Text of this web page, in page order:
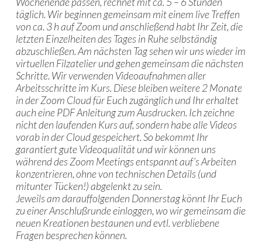
täglich. Wir beginnen gemeinsam mit einem live Treffen
von ca. 3 h auf Zoom und anschließend habt Ihr Zeit, die
letzten Einzelheiten des Tages in Ruhe selbständig
abzuschließen. Am nächsten Tag sehen wir uns wieder im
virtuellen Filzatelier und gehen gemeinsam die nächsten
Schritte. Wir verwenden Videoaufnahmen aller
Arbeitsschritte im Kurs. Diese bleiben weitere 2 Monate
in der Zoom Cloud für Euch zugänglich und Ihr erhaltet
auch eine PDF Anleitung zum Ausdrucken. Ich zeichne
nicht den laufenden Kurs auf, sondern habe alle Videos
vorab in der Cloud gespeichert. So bekommt Ihr
garantiert gute Videoqualität und wir können uns
während des Zoom Meetings entspannt auf’s Arbeiten
konzentrieren, ohne von technischen Details (und
mitunter Tücken!) abgelenkt zu sein.
Jeweils am darauffolgenden Donnerstag könnt Ihr Euch
zu einer Anschlußrunde einloggen, wo wir gemeinsam die
neuen Kreationen bestaunen und evtl. verbliebene
Fragen besprechen können.